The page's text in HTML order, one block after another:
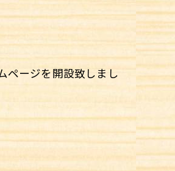
ページを開設致しまし